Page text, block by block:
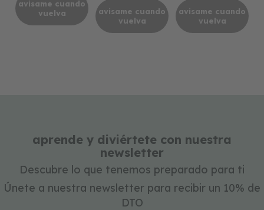
avisame cuando
vuelva
avisame cuando
vuelva
avisame cuando
vuelva
aprende y diviértete con nuestra
newsletter
Descubre lo que tenemos preparado para ti
Únete a nuestra newsletter para recibir un 10% de
DTO